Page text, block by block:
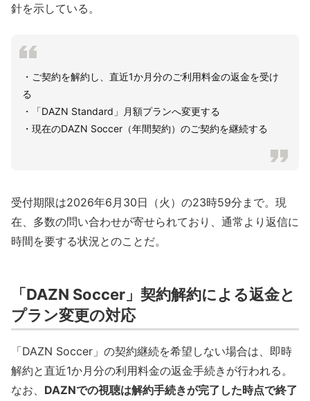
針を示している。
・ご契約を解約し、直近1か月分のご利用料金の返金を受け
る
・「DAZN Standard」月額プランへ変更する
・現在のDAZN Soccer（年間契約）のご契約を継続する
受付期限は2026年6月30日（火）の23時59分まで。現
在、多数の問い合わせが寄せられており、通常より返信に
時間を要する状況とのことだ。
「DAZN Soccer」契約解約による返金と
プラン変更の対応
「DAZN Soccer」の契約継続を希望しない場合は、即時
解約と直近1か月分の利用料金の返金手続きが行われる。
なお、 DAZNでの視聴は解約手続きが完了した時点で終了